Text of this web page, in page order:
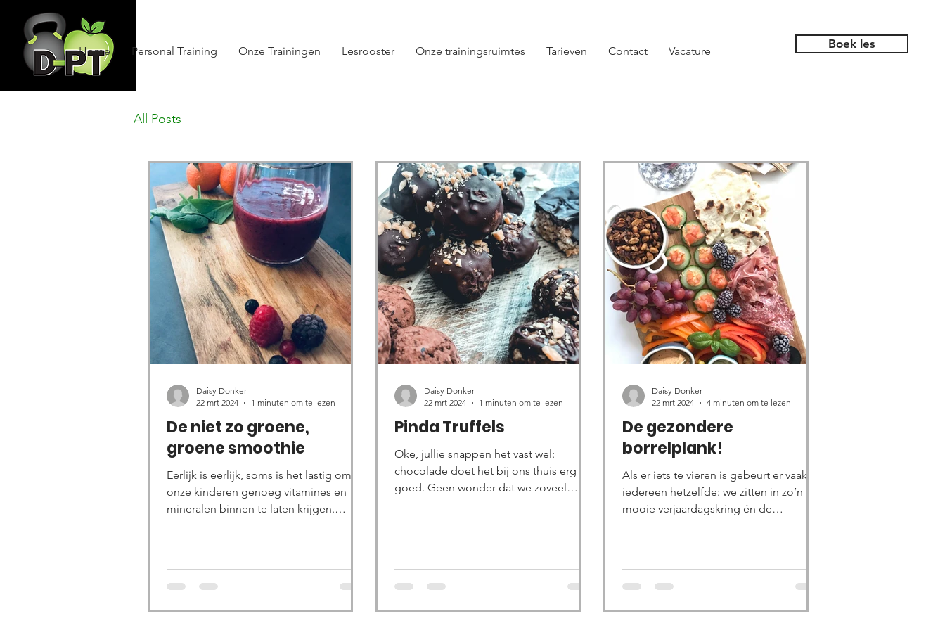
Home Personal Training Onze Trainingen Lesrooster Onze trainingsruimtes Tarieven Contact Vacature
Boek les
All Posts
De niet zo groene,
groene smoothie
Eerlijk is eerlijk, soms is het lastig om
onze kinderen genoeg vitamines en
mineralen binnen te laten krijgen.
Daisy Donker
22 mrt 2024
1 minuten om te lezen
Pinda Truffels
Oke, jullie snappen het vast wel:
chocolade doet het bij ons thuis erg
goed. Geen wonder dat we zoveel
Daisy Donker
22 mrt 2024
1 minuten om te lezen
De gezondere
borrelplank!
Als er iets te vieren is gebeurt er vaak bij
iedereen hetzelfde: we zitten in zo’n
mooie verjaardagskring én de
Daisy Donker
22 mrt 2024
4 minuten om te lezen